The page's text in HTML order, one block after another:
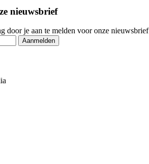
nieuwsbrief
door je aan te melden voor onze nieuwsbrief
Aanmelden